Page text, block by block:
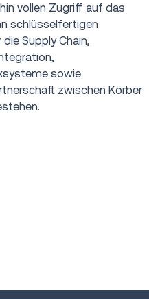
vollen Zugriff auf das
schlüsselfertigen
Supply Chain,
sowie
zwischen Körber